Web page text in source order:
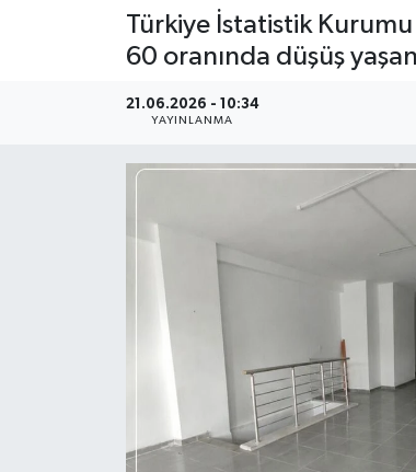
Türkiye İstatistik
60 oranında düşüş
21.06.2026 - 10:34
YAYINLANMA
Ekonomi
Gündem
Haber İlanlar
Kültür-Sanat
Resmi İlanlar
Son Dakika Haberleri
Haber Arşivi